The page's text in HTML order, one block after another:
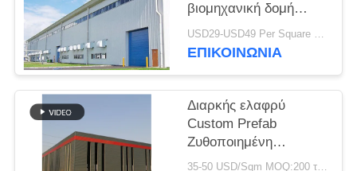
βιομηχανική δομή
χάλυβα
USD29-USD49 Per Square Meter MOQ:200 τετραγωνικά μέτρα
ΕΠΙΚΟΙΝΩΝΙΑ
Διαρκής ελαφρύ
Custom Prefab
Ζυθοποιημένη
Σιδηρουργική δομή
35-50 USD/Sqm MOQ:200 τετραγωνικά μέτρα